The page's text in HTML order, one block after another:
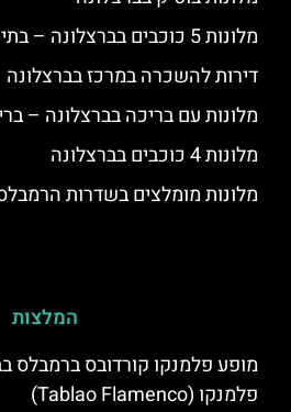
מלונות 5 כוכבים בברצלונה – בתי מלון יוקרתיים
דירות להשכרה במרכז בברצלונה
מלונות עם בריכה בברצלונה –
מלונות 4 כוכבים בברצלונה
מלונות מומלצים בשדרות
המלצות
מופע פלמנקו קורדובס ברמבלס
פלמנקו (Tablao Flamenco)